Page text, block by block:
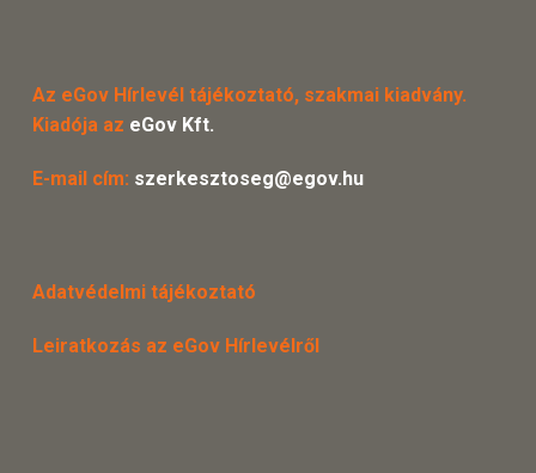
Az eGov Hírlevél tájékoztató, szakmai kiadvány.
Kiadója az eGov Kft.
E-mail cím: szerkesztoseg@egov.hu
Adatvédelmi tájékoztató
Leiratkozás az eGov Hírlevélről